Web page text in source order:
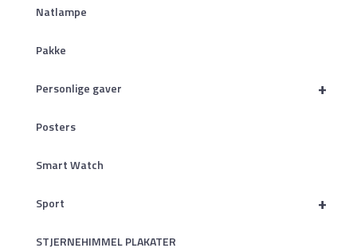
Natlampe
Pakke
+
Personlige gaver
Posters
Smart Watch
+
Sport
STJERNEHIMMEL PLAKATER